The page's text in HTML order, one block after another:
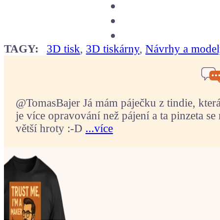
TAGY: 3D tisk, 3D tiskárny,Návrhy a
@TomasBajer Já mám páječku z tindie,
je více opravování než pájení a ta pinzeta
větší hroty :-D ...více